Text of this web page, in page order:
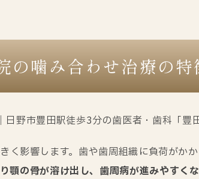
の噛み合わせ治療の特
影響します。歯や歯周組織に負荷がか
の骨が溶け出し、歯周病が進みやすくな